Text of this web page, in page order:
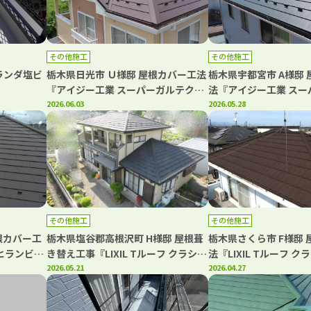
ンダ塩ビ
その他施工
栃木県日光市 Ｕ様邸 屋根カバー工法
『アイジー工業 スーパーガルテク
ト』
2026.06.03
その他施工
栃木県宇都宮市 A様邸
法『アイジー工業 ス
ト』
2026.05.28
バー工
ランビー
その他施工
栃木県塩谷郡高根沢町 H様邸 屋根葺
き替え工事『LIXIL Tルーフ クラシッ
クR』
2026.05.21
その他施工
栃木県さくら市 F様邸
法『LIXIL Tルーフ ク
2026.04.27